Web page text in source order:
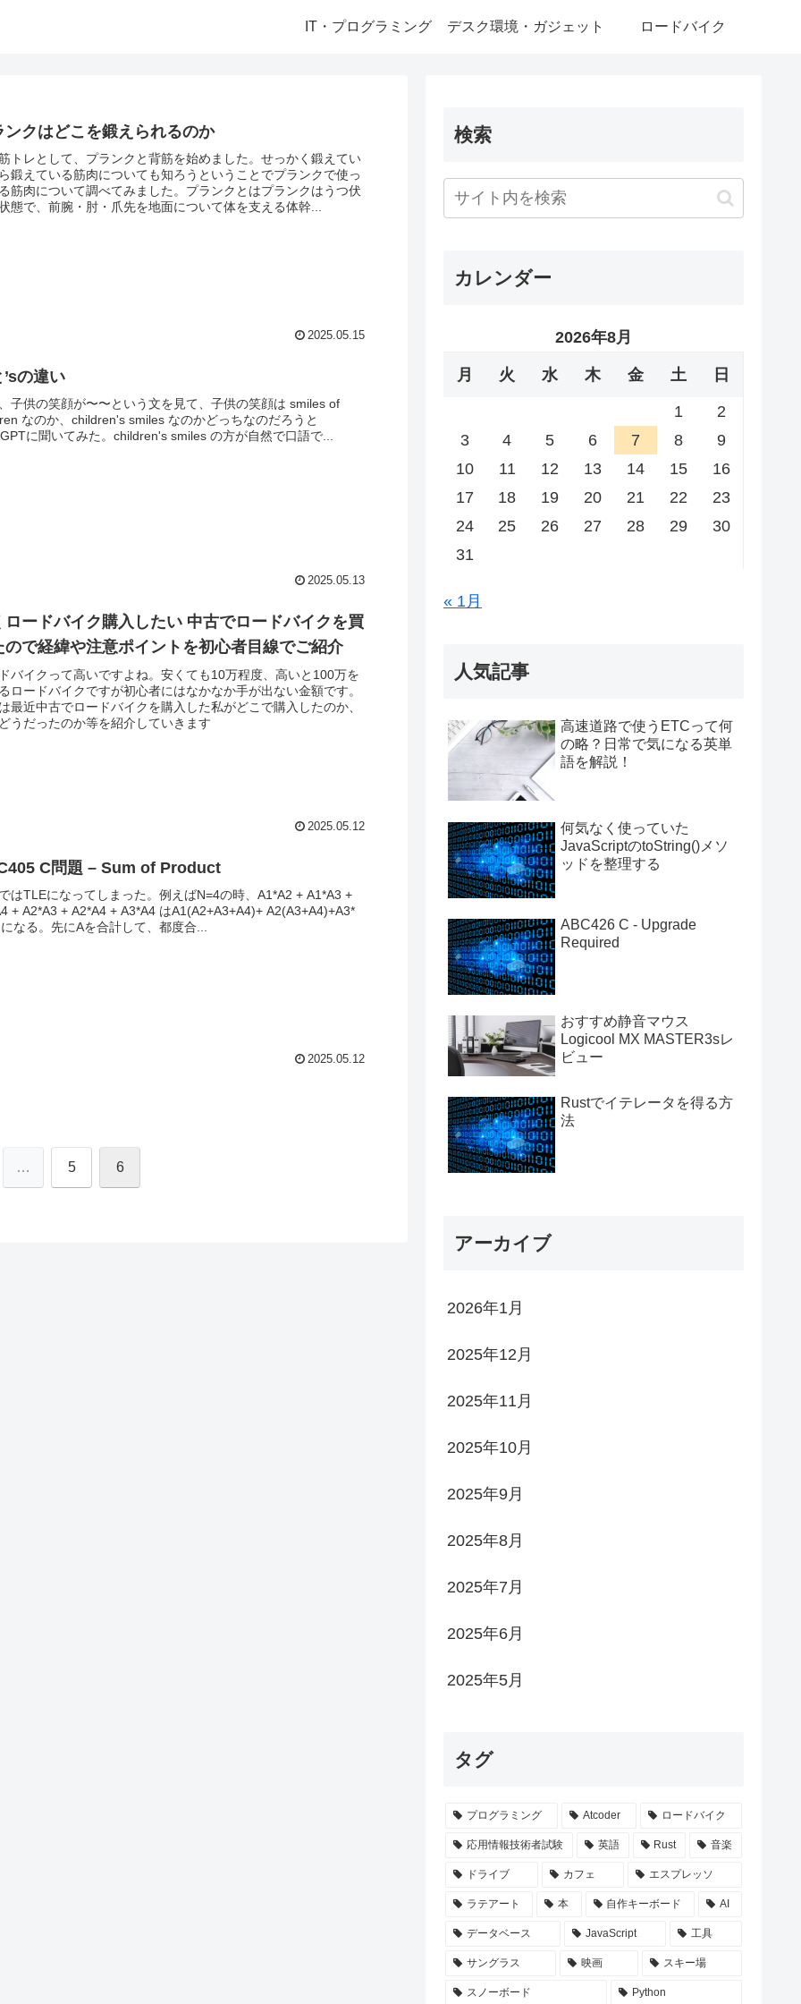
IT・プログラミング デスク環境・ガジェット ロードバイク
ンクはどこを鍛えられるのか
トレとして、プランクと背筋を始めました。せっかく鍛えてい
鍛えている筋肉についても知ろうということでプランクで使っ
筋肉について調べてみました。プランクとはプランクはうつ伏
態で、前腕・肘・爪先を地面について体を支える体幹...
2025.05.15
の違い
子供の笑顔が〜〜という文を見て、子供の笑顔は smiles of
なのか、children's smiles なのかどっちなのだろうと
に聞いてみた。children's smiles の方が自然で口語で...
2025.05.13
ロードバイク購入したい 中古でロードバイクを買
ので経緯や注意ポイントを初心者目線でご紹介
バイクって高いですよね。安くても10万程度、高いと100万を
ロードバイクですが初心者にはなかなか手が出ない金額です。
最近中古でロードバイクを購入した私がどこで購入したのか、
うだったのか等を紹介していきます
2025.05.12
C問題 – Sum of Product
はTLEになってしまった。例えばN=4の時、A1*A2 + A1*A3 +
+ A2*A3 + A2*A4 + A3*A4 はA1(A2+A3+A4)+ A2(A3+A4)+A3*
なる。先にAを合計して、都度合...
2025.05.12
… 5 6
検索
カレンダー
2026年8月
月 火 水 木 金 土 日
1
2
3
4 5 6 7 8
9
10
11 12 13 14 15
16
17
18 19 20 21 22
23
24
25 26 27 28 29
30
31
« 1月
人気記事
高速道路で使うETCって何
の略？日常で気になる英単
語を解説！
何気なく使っていた
JavaScriptのtoString()メソ
ッドを整理する
ABC426 C - Upgrade
Required
おすすめ静音マウス
Logicool MX MASTER3sレ
ビュー
Rustでイテレータを得る方
法
アーカイブ
2026年1月
2025年12月
2025年11月
2025年10月
2025年9月
2025年8月
2025年7月
2025年6月
2025年5月
タグ
プログラミング Atcoder ロードバイク
応用情報技術者試験 英語 Rust 音楽
ドライブ カフェ エスプレッソ
ラテアート 本 自作キーボード AI
データベース JavaScript 工具
サングラス 映画 スキー場
スノーボード Python